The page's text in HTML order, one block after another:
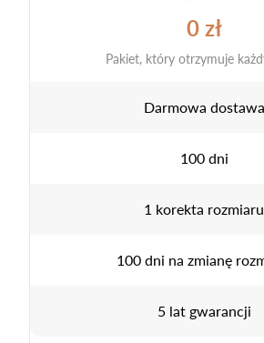
0 zł
Pakiet, który otrzymuje
Darmowa dostawa
100 dni
1 korekta rozmiaru
100 dni na zmianę
5 lat gwarancji